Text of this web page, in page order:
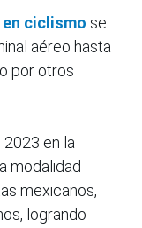
ciclismo se
aéreo hasta
por otros
en la
modalidad
mexicanos,
logrando